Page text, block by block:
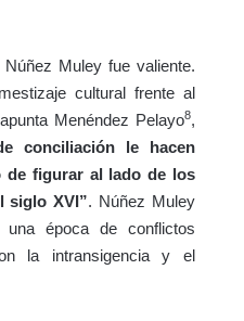
Muley fue valiente.
cultural frente al
Menéndez Pelayo8,
conciliación le hacen
figurar al lado de los
siglo XVI”. Núñez Muley
época de conflictos
la intransigencia y el